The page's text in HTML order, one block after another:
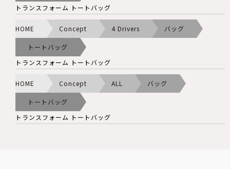
トランスフォーム トートバッグ
HOME Concept 4 Drivers バッグ
トートバッグ
トランスフォーム トートバッグ
HOME Concept ALL バッグ
トートバッグ
トランスフォーム トートバッグ